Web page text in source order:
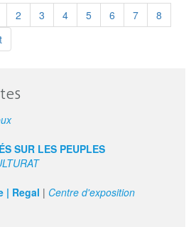
2 3 4 5 6 7
8
SUR LES PEUPLES
| Regal | Centre d'exposition